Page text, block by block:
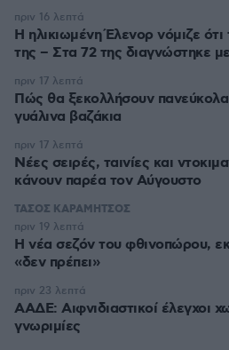
Η ηλικιωμένη Έλενορ νόμιζε
της – Στα 72 της διαγνώστηκε
πριν 16 λεπτά
Πώς θα ξεκολλήσουν πανεύκολα
γυάλινα βαζάκια
πριν 17 λεπτά
Νέες σειρές, ταινίες και
κάνουν παρέα τον Αύγουστο
πριν 17 λεπτά
ΤΑΣΟΣ ΚΑΡΑΜΗΤΣΟΣ
Η νέα σεζόν του φθινοπώρου,
«δεν πρέπει»
πριν 19 λεπτά
ΑΑΔΕ: Αιφνιδιαστικοί έλεγχοι
γνωριμίες
πριν 23 λεπτά